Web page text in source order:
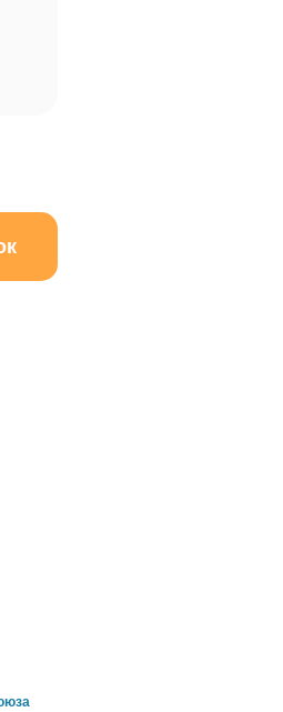
WhatsApp нажав на кнопку